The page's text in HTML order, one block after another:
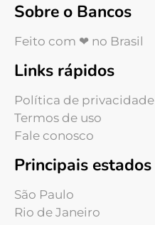
Sobre o Bancos
Feito com ❤ no Brasil
Links rápidos
Política de privacidade
Termos de uso
Fale conosco
Principais estados
São Paulo
Rio de Janeiro